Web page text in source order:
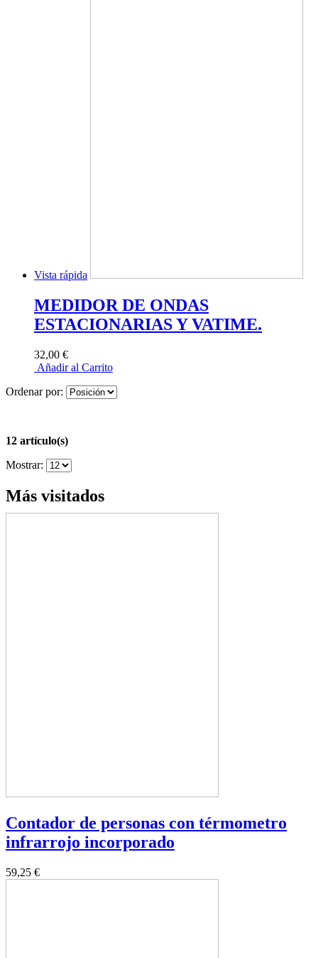
Vista rápida
MEDIDOR DE ONDAS
ESTACIONARIAS Y VATIME.
32,00 €
Añadir al Carrito
Ordenar por:
12 artículo(s)
Mostrar:
Más visitados
Contador de personas con térmometro
infrarrojo incorporado
59,25 €